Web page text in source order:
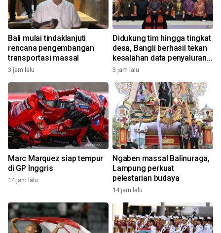
Bali mulai tindaklanjuti
rencana pengembangan
transportasi massal
3 jam lalu
Didukung tim hingga tingkat
desa, Bangli berhasil tekan
kesalahan data penyaluran
bansos
3 jam lalu
Marc Marquez siap tempur
di GP Inggris
14 jam lalu
Ngaben massal Balinuraga,
Lampung perkuat
pelestarian budaya
14 jam lalu